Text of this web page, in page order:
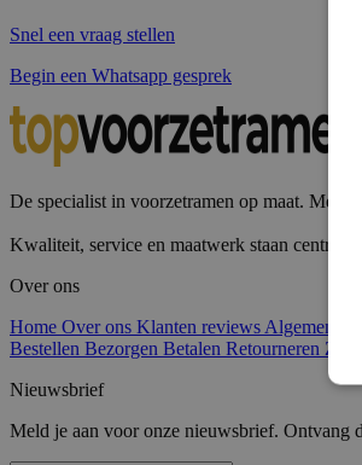
Snel een vraag stellen
Begin een Whatsapp gesprek
De specialist in voorzetramen op maat. Meer
Kwaliteit, service en maatwerk staan centraal.
Over ons
Home Over ons Klanten reviews Algemene
Bestellen Bezorgen Betalen Retourneren
Nieuwsbrief
Meld je aan voor onze nieuwsbrief. Ontvang